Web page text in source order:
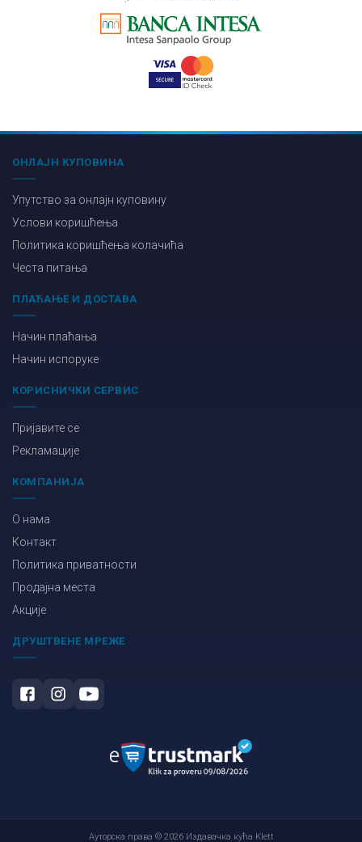
ОНЛАЈН КУПОВИНА
Упутство за онлајн куповину
Услови коришћења
Политика коришћења колачића
Честа питања
ПЛАЋАЊЕ И ДОСТАВА
Начин плаћања
Начин испоруке
КОРИСНИЧКИ СЕРВИС
Пријавите се
Рекламације
КОМПАНИЈА
О нама
Контакт
Политика приватности
Продајна места
Акције
ДРУШТВЕНЕ МРЕЖЕ
Ауторска права © 2026 Издавачка кућа Klett